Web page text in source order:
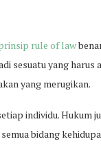
rule of law
sesuatu yang harus
yang merugikan.
individu. Hukum
bidang